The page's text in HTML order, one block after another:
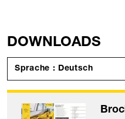
DOWNLOADS
Sprache : Deutsch